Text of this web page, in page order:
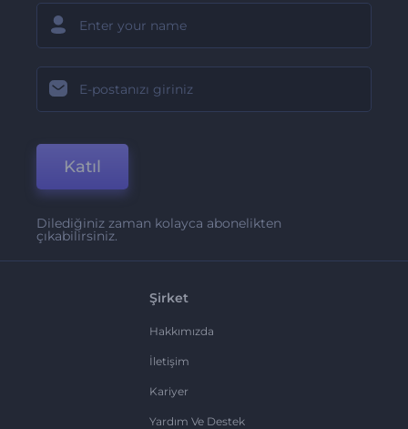
Katıl
Dilediğiniz zaman kolayca abonelikten
çıkabilirsiniz.
Şirket
Hakkımızda
İletişim
Kariyer
Yardım Ve Destek